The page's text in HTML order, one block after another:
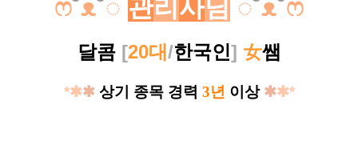
ෆ˘ᴥ˘◌ 관리사님 ◌˘ᴥ˘ෆ
달콤 [20대/한국인] 女쌤
*✱✱ 상기 종목 경력 3년 이상 ✱✱*